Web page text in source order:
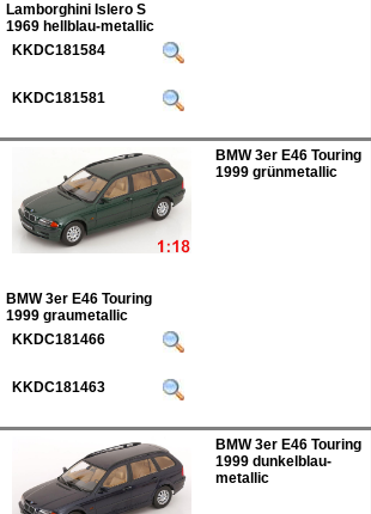
Lamborghini Islero S
1969 hellblau-metallic
KKDC181584
KKDC181581
BMW 3er E46 Touring
1999 grünmetallic
BMW 3er E46 Touring
1999 graumetallic
KKDC181466
KKDC181463
BMW 3er E46 Touring
1999 dunkelblau-
metallic